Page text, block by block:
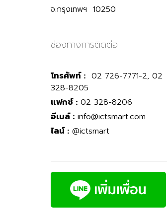
จ.กรุงเทพฯ 10250
ช่องทางการติดต่อ
โทรศัพท์ : 02 726-7771-2, 02
328-8205
แฟกซ์ : 02 328-8206
อีเมล์ : info@ictsmart.com
ไลน์ : @ictsmart